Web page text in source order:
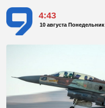
4:43
10 августа Понедельник